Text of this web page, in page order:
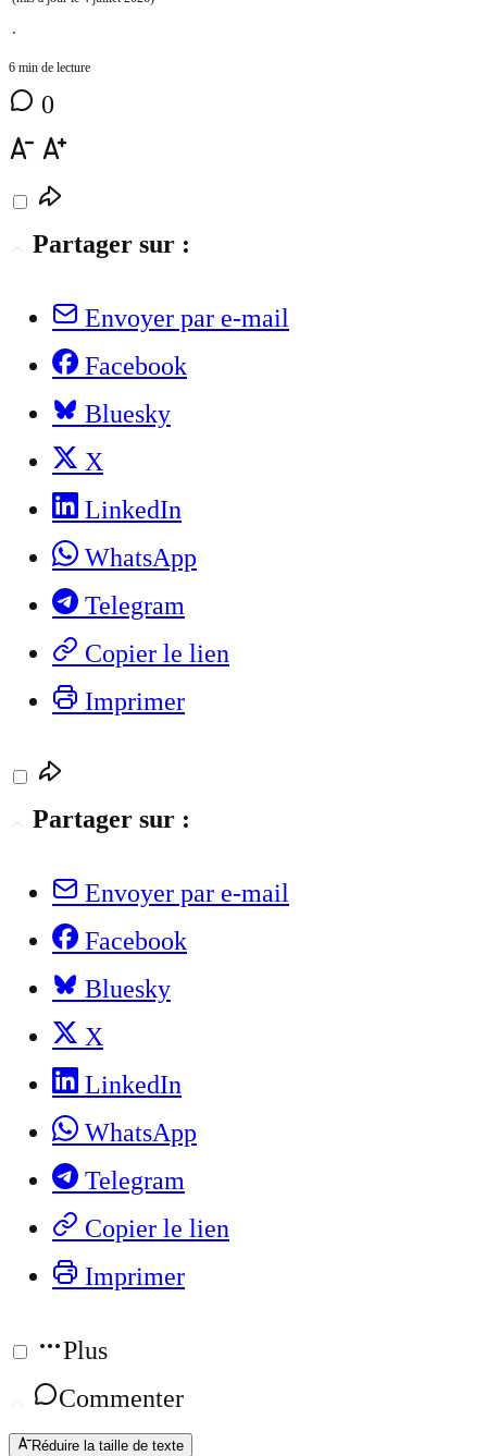
⋅
6 min de lecture
0
Partager sur :
Envoyer par e-mail
Facebook
Bluesky
X
LinkedIn
WhatsApp
Telegram
Copier le lien
Imprimer
Partager sur :
Envoyer par e-mail
Facebook
Bluesky
X
LinkedIn
WhatsApp
Telegram
Copier le lien
Imprimer
Plus
Commenter
Réduire la taille de texte